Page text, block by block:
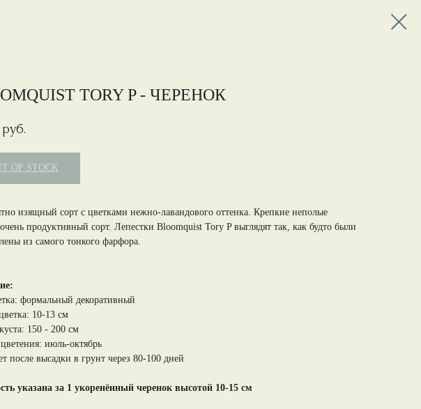
TORY P - ЧЕРЕНОК
руб.
OF STOCK
изящный сорт с цветками нежно-лавандового оттенка. Крепкие неполые
продуктивный сорт. Лепестки Bloomquist Tory P выглядят так, как будто были
из самого тонкого фарфора.
формальный декоративный
10-13 см
150 - 200 см
июль-октябрь
после высадки в грунт через 80-100 дней
указана за 1 укоренённый черенок высотой 10-15 см